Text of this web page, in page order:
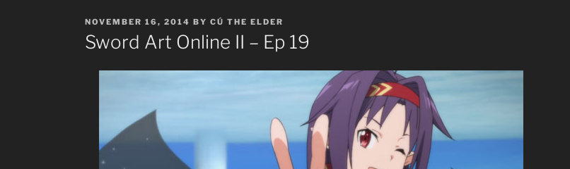
POSTED
ON
NOVEMBER 16, 2014 BY CÚ THE ELDER
Sword Art Online II – Ep 19